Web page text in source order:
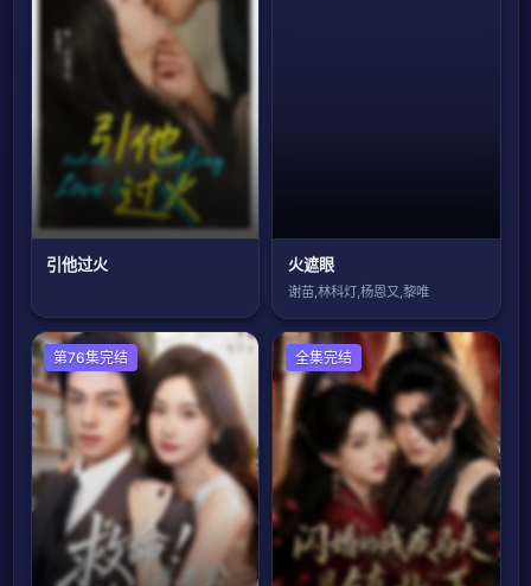
引他过火 火遮眼
谢苗,林科灯,杨恩又,黎唯
现代都市
第76集完结 全集完结